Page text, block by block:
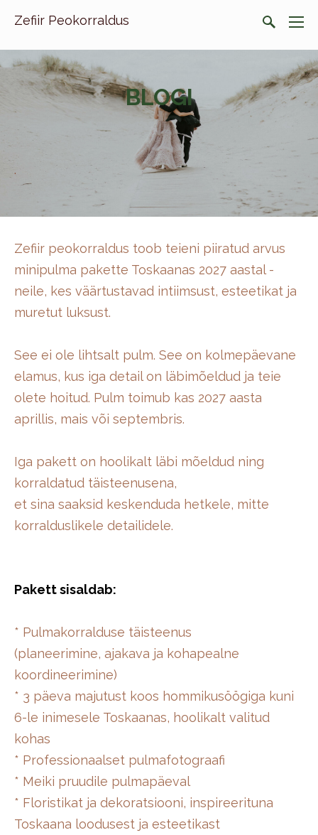
Zefiir Peokorraldus
BLOGI
.
Zefiir peokorraldus toob teieni piiratud arvus
minipulma pakette Toskaanas 2027 aastal -
neile, kes väärtustavad intiimsust, esteetikat ja
muretut luksust.
See ei ole lihtsalt pulm. See on kolmepäevane
elamus, kus iga detail on läbimõeldud ja teie
olete hoitud. Pulm toimub kas 2027 aasta
aprillis, mais või septembris.
Iga pakett on hoolikalt läbi mõeldud ning
korraldatud täisteenusena,
et sina saaksid keskenduda hetkele, mitte
korralduslikele detailidele.
Pakett sisaldab:
* Pulmakorralduse täisteenus
(planeerimine, ajakava ja kohapealne
koordineerimine)
* 3 päeva majutust koos hommikusöögiga kuni
6-le inimesele Toskaanas, hoolikalt valitud
kohas
* Professionaalset pulmafotograafi
* Meiki pruudile pulmapäeval
* Floristikat ja dekoratsiooni, inspireerituna
Toskaana loodusest ja esteetikast